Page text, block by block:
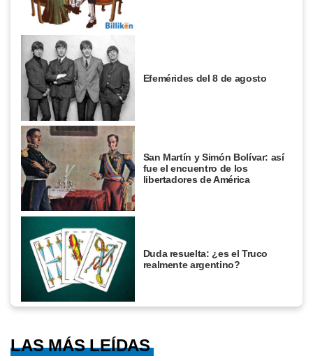
Efemérides del 8 de agosto
San Martín y Simón Bolívar: así
fue el encuentro de los
libertadores de América
Duda resuelta: ¿es el Truco
realmente argentino?
LAS MÁS LEÍDAS